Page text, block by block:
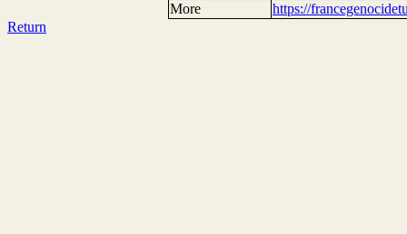
More
https://
Return